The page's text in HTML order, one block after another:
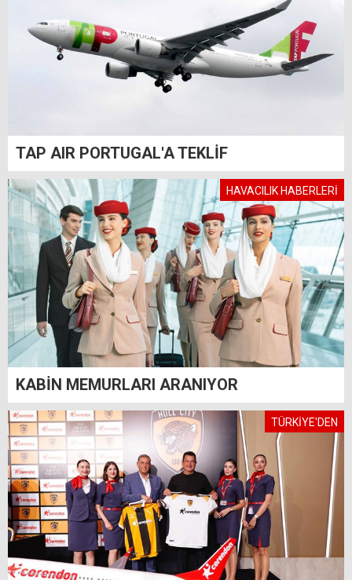
TAP AIR PORTUGAL'A TEKLİF
HAVACILIK HABERLERİ
KABİN MEMURLARI ARANIYOR
TÜRKİYE'DEN